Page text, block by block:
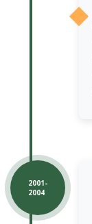
2001-
2004